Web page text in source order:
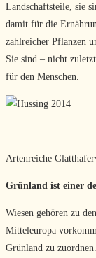
Landschaftsteile, sie
damit für die
zahlreicher Pflanzen
Sie sind – nicht
für den Menschen.
Artenreiche
Grünland ist einer
Wiesen gehören zu
Mitteleuropa
Grünland zu